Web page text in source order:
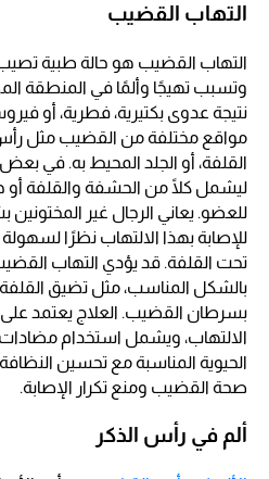
التهاب القضيب
التهاب القضيب هو حالة طبية
وتسبب تهيجًا وألمًا في المنطقة
نتيجة عدوى بكتيرية، فطرية، أو
مواقع مختلفة من القضيب مثل
القلفة، أو الجلد المحيط به. في بعض
ليشمل كلًا من الحشفة والقلفة أو
للعضو. يعاني الرجال غير
للإصابة بهذا الالتهاب نظرًا لسهولة
تحت القلفة. قد يؤدي التهاب
بالشكل المناسب، مثل تضيق القلفة
بسرطان القضيب. العلاج يعتمد على
الالتهاب، ويشمل استخدام
الحيوية المناسبة مع تحسين
صحة القضيب ومنع تكرار الإصابة.
ألم في رأس الذكر